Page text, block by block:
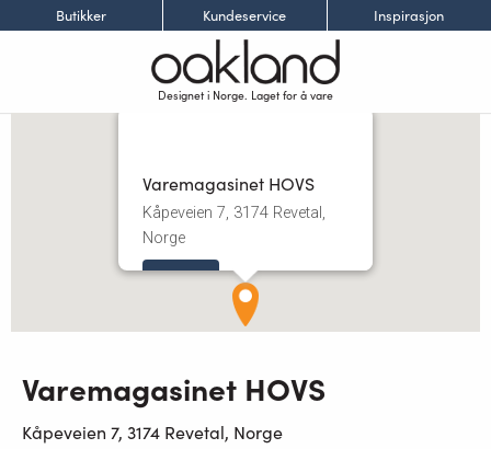
Butikker Kundeservice Inspirasjon
Designet i Norge. Laget for å vare
Varemagasinet HOVS
Kåpeveien 7, 3174 Revetal,
Norge
Les mer
Varemagasinet HOVS
Kåpeveien 7, 3174 Revetal, Norge